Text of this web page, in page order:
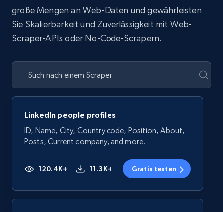
große Mengen an Web-Daten und gewährleisten
Sie Skalierbarkeit und Zuverlässigkeit mit Web-
Scraper-APIs oder No-Code-Scrapern.
LinkedIn people profiles
ID, Name, City, Country code, Position, About,
Posts, Current company, and more.
120.4K+ 11.3K+ Gratis testen